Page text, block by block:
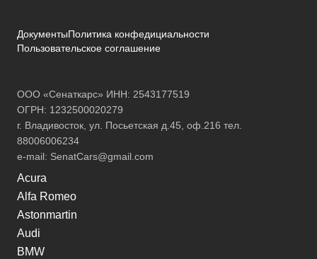
ДокументыПолитика конфедициальности
Пользовательское соглашение
ООО «Сенаткарс» ИНН: 2543177519
ОГРН: 1232500020279
г. Владивосток, ул. Посьетская д.45, оф.216 тел.
88006006234
e-mail: SenatCars@gmail.com
Acura
Alfa Romeo
Astonmartin
Audi
BMW